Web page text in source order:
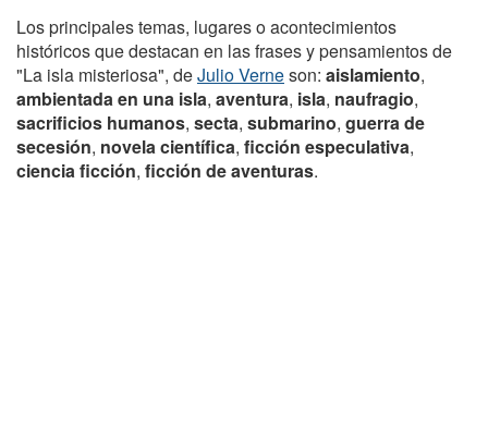
Los principales temas, lugares o acontecimientos
históricos que destacan en las frases y pensamientos de
"La isla misteriosa", deJulio Verneson: aislamiento,
ambientada en una isla, aventura, isla, naufragio,
sacrificios humanos, secta, submarino, guerra de
secesión, novela científica, ficción especulativa,
ciencia ficción, ficción de aventuras.